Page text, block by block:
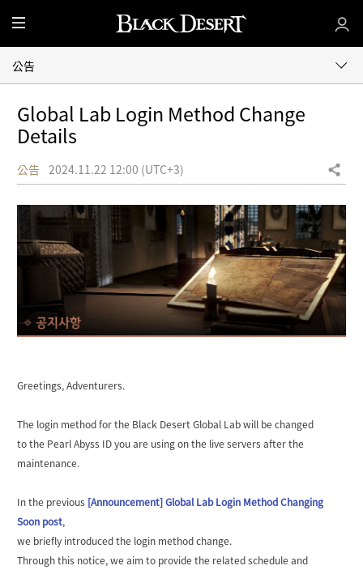
全
部
選
單
公告
Global Lab Login Method Change
Details
公告 2024.11.22 12:00 (UTC+3) 分享
Greetings, Adventurers.
The login method for the Black Desert Global Lab will be changed
to the Pearl Abyss ID you are using on the live servers after the
maintenance.
In the previous [Announcement] Global Lab Login Method Changing
Soon post,
we briefly introduced the login method change.
Through this notice, we aim to provide the related schedule and